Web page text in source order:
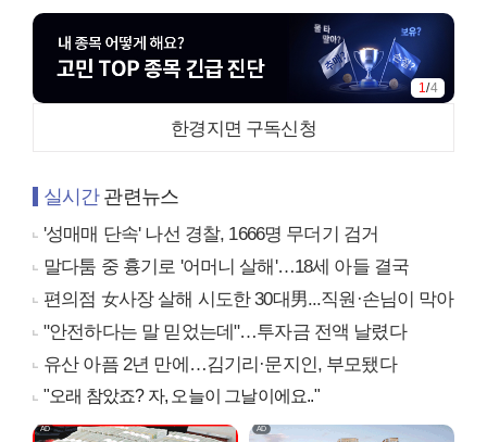
1/4
한경지면 구독신청
실시간관련뉴스
'성매매 단속' 나선 경찰, 1666명 무더기 검거
말다툼 중 흉기로 '어머니 살해'…18세 아들 결국
편의점 女사장 살해 시도한 30대男...직원·손님이 막아
"안전하다는 말 믿었는데"…투자금 전액 날렸다
유산 아픔 2년 만에…김기리·문지인, 부모됐다
"오래 참았죠? 자, 오늘이 그날이에요.."